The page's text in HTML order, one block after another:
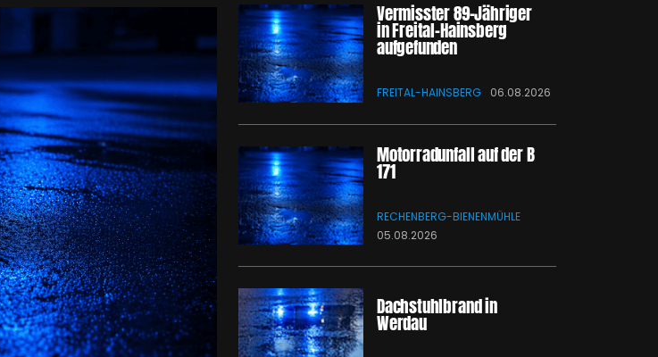
Vermisster 89-Jähriger
in Freital-Hainsberg
aufgefunden
FREITAL-HAINSBERG 06.08.2026
Motorradunfall auf der B
171
RECHENBERG-BIENENMÜHLE
05.08.2026
Dachstuhlbrand in
Werdau